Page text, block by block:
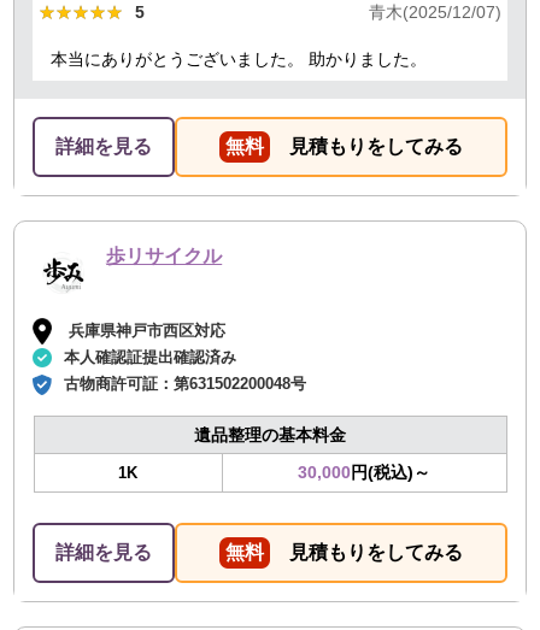
★★★★★
★★★★★ 5 青木(2025/12/07)
本当にありがとうございました。 助かりました。
詳細を見る 無料 見積もりをしてみる
歩リサイクル
兵庫県神戸市西区対応
本人確認証提出確認済み
古物商許可証：第631502200048号
遺品整理の基本料金
1K 30,000円(税込)～
詳細を見る 無料 見積もりをしてみる